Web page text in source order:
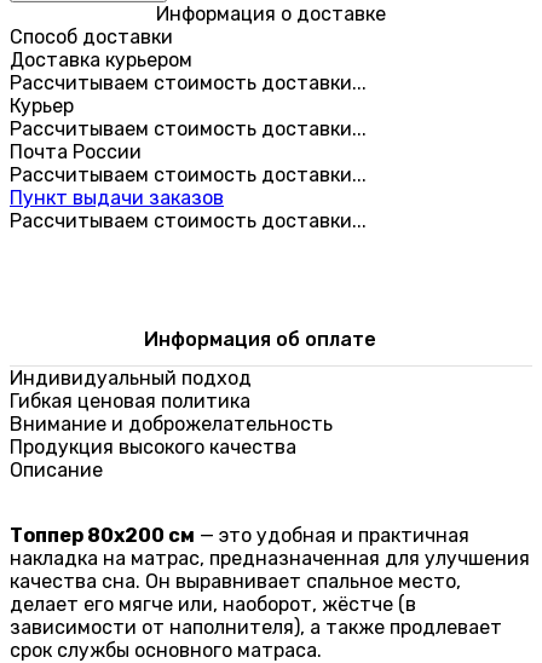
Информация о доставке
Способ доставки
Доставка курьером
Рассчитываем стоимость доставки...
Курьер
Рассчитываем стоимость доставки...
Почта России
Рассчитываем стоимость доставки...
Пункт выдачи заказов
Рассчитываем стоимость доставки...
Информация об оплате
Индивидуальный подход
Гибкая ценовая политика
Внимание и доброжелательность
Продукция высокого качества
Описание
Топпер 80х200 см — это удобная и практичная
накладка на матрас, предназначенная для улучшения
качества сна. Он выравнивает спальное место,
делает его мягче или, наоборот, жёстче (в
зависимости от наполнителя), а также продлевает
срок службы основного матраса.